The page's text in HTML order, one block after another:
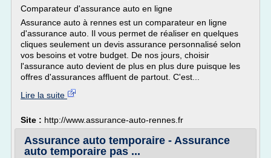
Comparateur d'assurance auto en ligne
Assurance auto à rennes est un comparateur en ligne
d'assurance auto. Il vous permet de réaliser en quelques
cliques seulement un devis assurance personnalisé selon
vos besoins et votre budget. De nos jours, choisir
l'assurance auto devient de plus en plus dure puisque les
offres d'assurances affluent de partout. C'est...
Lire la suite
Site : http://www.assurance-auto-rennes.fr
Assurance auto temporaire - Assurance
auto temporaire pas ...